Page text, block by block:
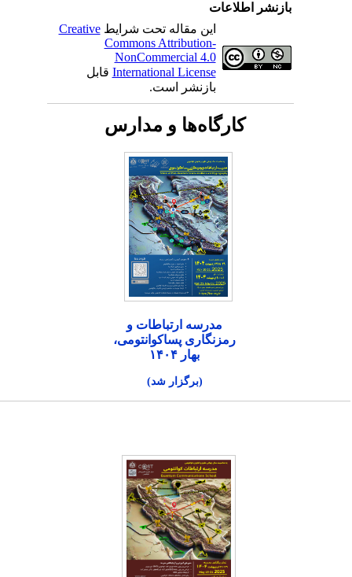
بازنشر اطلاعات
این مقاله تحت شرایطCreative
Commons Attribution-
NonCommercial 4.0
International Licenseقابل
بازنشر است.
کارگاه‌ها و مدارس
مدرسه ارتباطات و
رمزنگاری پساکوانتومی،
بهار ۱۴۰۴
(برگزار شد)